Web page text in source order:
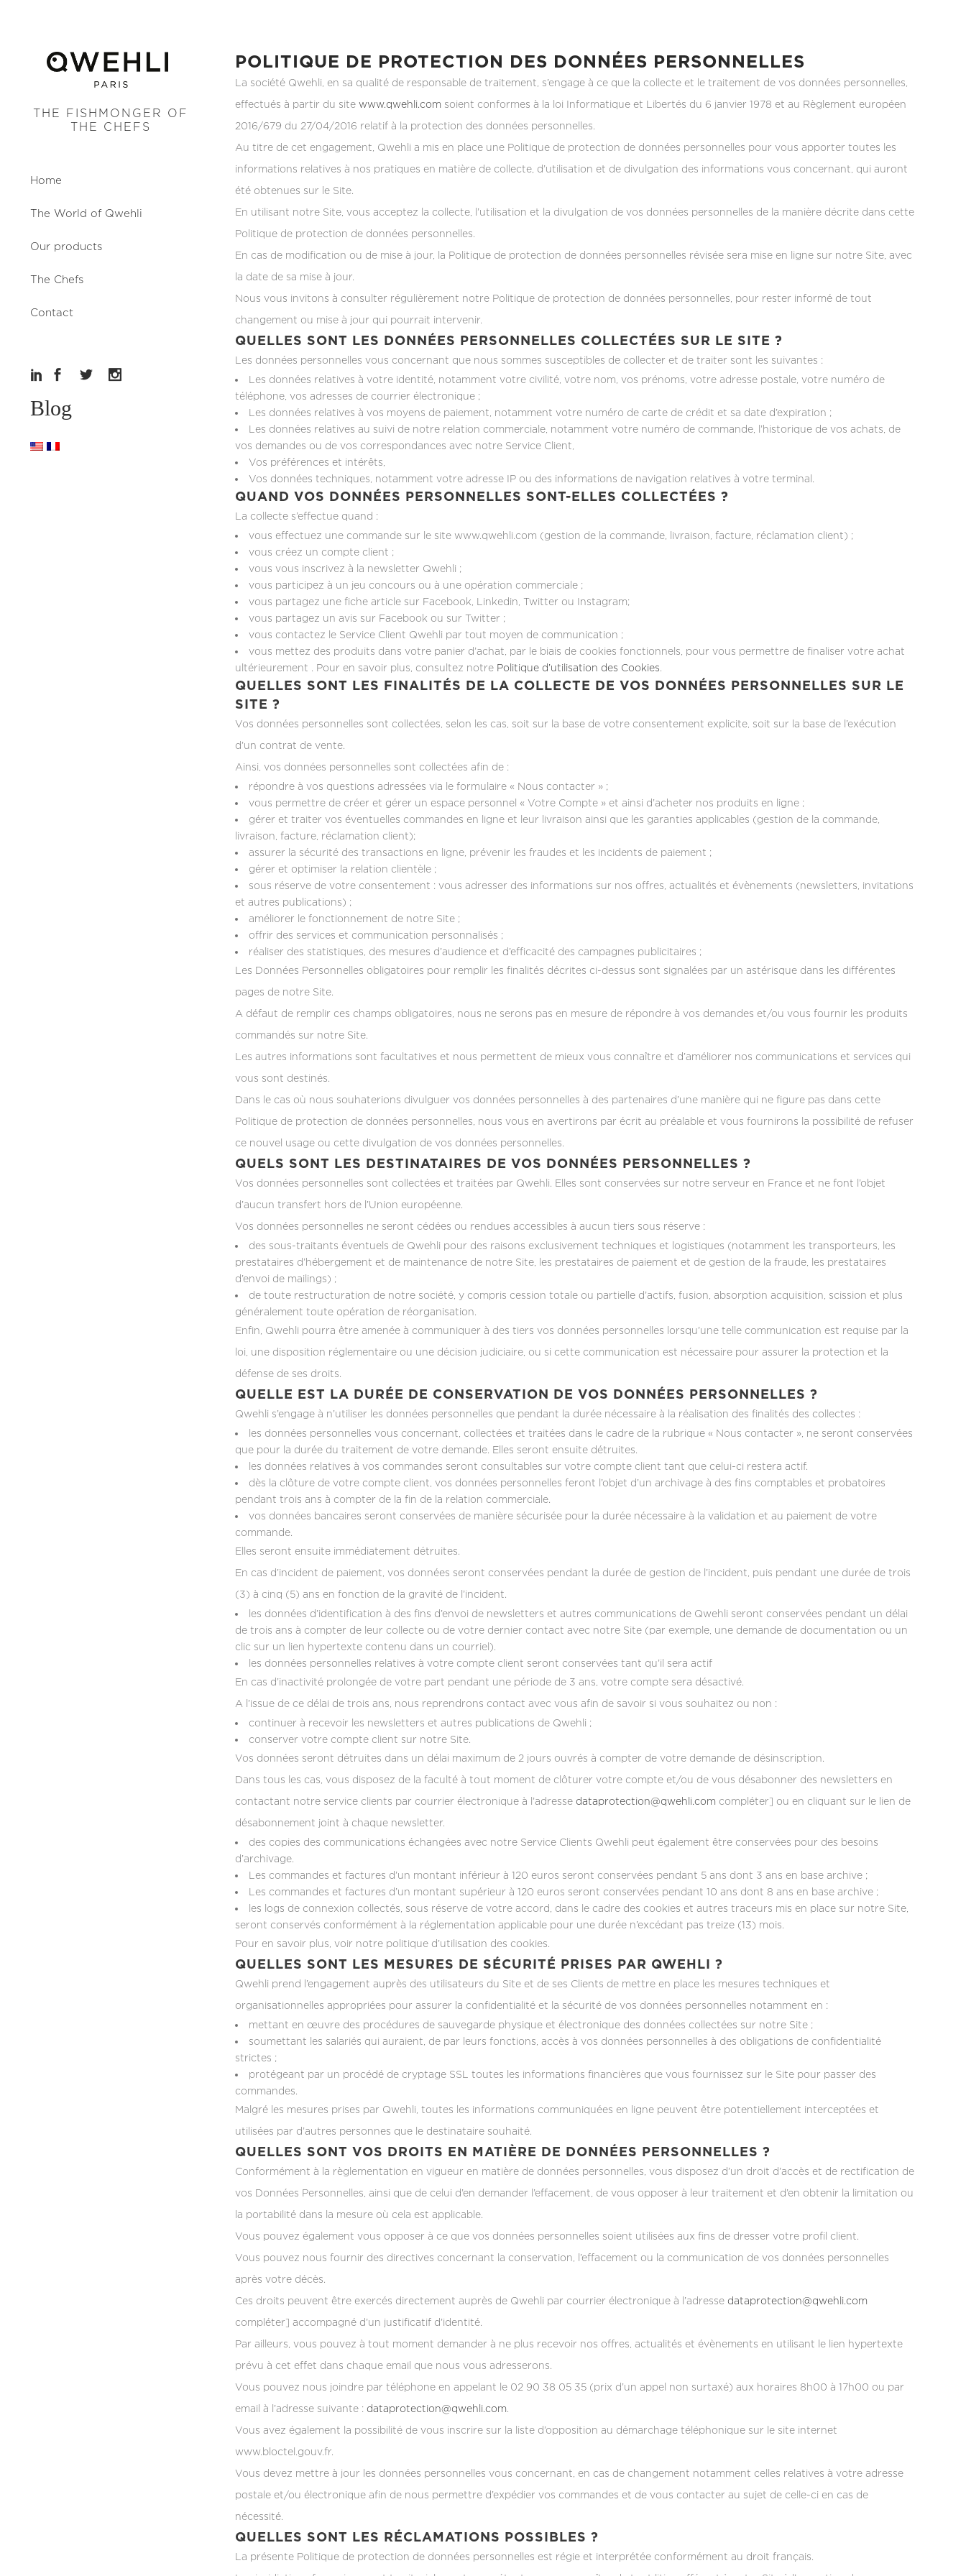
THE FISHMONGER OF
THE CHEFS
Home
The World of Qwehli
Our products
The Chefs
Contact
Blog
POLITIQUE DE PROTECTION DES DONNÉES PERSONNELLES
La société Qwehli, en sa qualité de responsable de traitement, s’engage à ce que la collecte et le traitement de vos données personnelles,
effectués à partir du site www.qwehli.com soient conformes à la loi Informatique et Libertés du 6 janvier 1978 et au Règlement européen
2016/679 du 27/04/2016 relatif à la protection des données personnelles.
Au titre de cet engagement, Qwehli a mis en place une Politique de protection de données personnelles pour vous apporter toutes les
informations relatives à nos pratiques en matière de collecte, d’utilisation et de divulgation des informations vous concernant, qui auront
été obtenues sur le Site.
En utilisant notre Site, vous acceptez la collecte, l’utilisation et la divulgation de vos données personnelles de la manière décrite dans cette
Politique de protection de données personnelles.
En cas de modification ou de mise à jour, la Politique de protection de données personnelles révisée sera mise en ligne sur notre Site, avec
la date de sa mise à jour.
Nous vous invitons à consulter régulièrement notre Politique de protection de données personnelles, pour rester informé de tout
changement ou mise à jour qui pourrait intervenir.
QUELLES SONT LES DONNÉES PERSONNELLES COLLECTÉES SUR LE SITE ?
Les données personnelles vous concernant que nous sommes susceptibles de collecter et de traiter sont les suivantes :
Les données relatives à votre identité, notamment votre civilité, votre nom, vos prénoms, votre adresse postale, votre numéro de
téléphone, vos adresses de courrier électronique ;
Les données relatives à vos moyens de paiement, notamment votre numéro de carte de crédit et sa date d’expiration ;
Les données relatives au suivi de notre relation commerciale, notamment votre numéro de commande, l’historique de vos achats, de
vos demandes ou de vos correspondances avec notre Service Client,
Vos préférences et intérêts,
Vos données techniques, notamment votre adresse IP ou des informations de navigation relatives à votre terminal.
QUAND VOS DONNÉES PERSONNELLES SONT-ELLES COLLECTÉES ?
La collecte s’effectue quand :
vous effectuez une commande sur le site www.qwehli.com (gestion de la commande, livraison, facture, réclamation client) ;
vous créez un compte client ;
vous vous inscrivez à la newsletter Qwehli ;
vous participez à un jeu concours ou à une opération commerciale ;
vous partagez une fiche article sur Facebook, Linkedin, Twitter ou Instagram;
vous partagez un avis sur Facebook ou sur Twitter ;
vous contactez le Service Client Qwehli par tout moyen de communication ;
vous mettez des produits dans votre panier d’achat, par le biais de cookies fonctionnels, pour vous permettre de finaliser votre achat
ultérieurement . Pour en savoir plus, consultez notre Politique d’utilisation des Cookies
QUELLES SONT LES FINALITÉS DE LA COLLECTE DE VOS DONNÉES PERSONNELLES SUR LE
SITE ?
Vos données personnelles sont collectées, selon les cas, soit sur la base de votre consentement explicite, soit sur la base de l’exécution
d’un contrat de vente.
Ainsi, vos données personnelles sont collectées afin de :
répondre à vos questions adressées via le formulaire « Nous contacter » ;
vous permettre de créer et gérer un espace personnel « Votre Compte » et ainsi d’acheter nos produits en ligne ;
gérer et traiter vos éventuelles commandes en ligne et leur livraison ainsi que les garanties applicables (gestion de la commande,
livraison, facture, réclamation client);
assurer la sécurité des transactions en ligne, prévenir les fraudes et les incidents de paiement ;
gérer et optimiser la relation clientèle ;
sous réserve de votre consentement : vous adresser des informations sur nos offres, actualités et évènements (newsletters, invitations
et autres publications) ;
améliorer le fonctionnement de notre Site ;
offrir des services et communication personnalisés ;
réaliser des statistiques, des mesures d’audience et d’efficacité des campagnes publicitaires ;
Les Données Personnelles obligatoires pour remplir les finalités décrites ci-dessus sont signalées par un astérisque dans les différentes
pages de notre Site.
A défaut de remplir ces champs obligatoires, nous ne serons pas en mesure de répondre à vos demandes et/ou vous fournir les produits
commandés sur notre Site.
Les autres informations sont facultatives et nous permettent de mieux vous connaître et d’améliorer nos communications et services qui
vous sont destinés.
Dans le cas où nous souhaterions divulguer vos données personnelles à des partenaires d’une manière qui ne figure pas dans cette
Politique de protection de données personnelles, nous vous en avertirons par écrit au préalable et vous fournirons la possibilité de refuser
ce nouvel usage ou cette divulgation de vos données personnelles.
QUELS SONT LES DESTINATAIRES DE VOS DONNÉES PERSONNELLES ?
Vos données personnelles sont collectées et traitées par Qwehli. Elles sont conservées sur notre serveur en France et ne font l’objet
d’aucun transfert hors de l’Union européenne.
Vos données personnelles ne seront cédées ou rendues accessibles à aucun tiers sous réserve :
des sous-traitants éventuels de Qwehli pour des raisons exclusivement techniques et logistiques (notamment les transporteurs, les
prestataires d’hébergement et de maintenance de notre Site, les prestataires de paiement et de gestion de la fraude, les prestataires
d’envoi de mailings) ;
de toute restructuration de notre société, y compris cession totale ou partielle d’actifs, fusion, absorption acquisition, scission et plus
généralement toute opération de réorganisation.
Enfin, Qwehli pourra être amenée à communiquer à des tiers vos données personnelles lorsqu’une telle communication est requise par la
loi, une disposition réglementaire ou une décision judiciaire, ou si cette communication est nécessaire pour assurer la protection et la
défense de ses droits.
QUELLE EST LA DURÉE DE CONSERVATION DE VOS DONNÉES PERSONNELLES ?
Qwehli s’engage à n’utiliser les données personnelles que pendant la durée nécessaire à la réalisation des finalités des collectes :
les données personnelles vous concernant, collectées et traitées dans le cadre de la rubrique « Nous contacter », ne seront conservées
que pour la durée du traitement de votre demande. Elles seront ensuite détruites.
les données relatives à vos commandes seront consultables sur votre compte client tant que celui-ci restera actif.
dès la clôture de votre compte client, vos données personnelles feront l’objet d’un archivage à des fins comptables et probatoires
pendant trois ans à compter de la fin de la relation commerciale.
vos données bancaires seront conservées de manière sécurisée pour la durée nécessaire à la validation et au paiement de votre
commande.
Elles seront ensuite immédiatement détruites.
En cas d’incident de paiement, vos données seront conservées pendant la durée de gestion de l’incident, puis pendant une durée de trois
(3) à cinq (5) ans en fonction de la gravité de l’incident.
les données d’identification à des fins d’envoi de newsletters et autres communications de Qwehli seront conservées pendant un délai
de trois ans à compter de leur collecte ou de votre dernier contact avec notre Site (par exemple, une demande de documentation ou un
clic sur un lien hypertexte contenu dans un courriel).
les données personnelles relatives à votre compte client seront conservées tant qu’il sera actif
En cas d’inactivité prolongée de votre part pendant une période de 3 ans, votre compte sera désactivé.
A l’issue de ce délai de trois ans, nous reprendrons contact avec vous afin de savoir si vous souhaitez ou non :
continuer à recevoir les newsletters et autres publications de Qwehli ;
conserver votre compte client sur notre Site.
Vos données seront détruites dans un délai maximum de 2 jours ouvrés à compter de votre demande de désinscription.
Dans tous les cas, vous disposez de la faculté à tout moment de clôturer votre compte et/ou de vous désabonner des newsletters en
contactant notre service clients par courrier électronique à l’adresse dataprotection@qwehli.com compléter] ou en cliquant sur le lien de
désabonnement joint à chaque newsletter.
des copies des communications échangées avec notre Service Clients Qwehli peut également être conservées pour des besoins
d’archivage.
Les commandes et factures d’un montant inférieur à 120 euros seront conservées pendant 5 ans dont 3 ans en base archive ;
Les commandes et factures d’un montant supérieur à 120 euros seront conservées pendant 10 ans dont 8 ans en base archive ;
les logs de connexion collectés, sous réserve de votre accord, dans le cadre des cookies et autres traceurs mis en place sur notre Site,
seront conservés conformément à la réglementation applicable pour une durée n’excédant pas treize (13) mois.
Pour en savoir plus, voir notre politique d’utilisation des cookies.
QUELLES SONT LES MESURES DE SÉCURITÉ PRISES PAR QWEHLI ?
Qwehli prend l’engagement auprès des utilisateurs du Site et de ses Clients de mettre en place les mesures techniques et
organisationnelles appropriées pour assurer la confidentialité et la sécurité de vos données personnelles notamment en :
mettant en œuvre des procédures de sauvegarde physique et électronique des données collectées sur notre Site ;
soumettant les salariés qui auraient, de par leurs fonctions, accès à vos données personnelles à des obligations de confidentialité
strictes ;
protégeant par un procédé de cryptage SSL toutes les informations financières que vous fournissez sur le Site pour passer des
commandes.
Malgré les mesures prises par Qwehli, toutes les informations communiquées en ligne peuvent être potentiellement interceptées et
utilisées par d’autres personnes que le destinataire souhaité.
QUELLES SONT VOS DROITS EN MATIÈRE DE DONNÉES PERSONNELLES ?
Conformément à la règlementation en vigueur en matière de données personnelles, vous disposez d’un droit d’accès et de rectification de
vos Données Personnelles, ainsi que de celui d’en demander l’effacement, de vous opposer à leur traitement et d’en obtenir la limitation ou
la portabilité dans la mesure où cela est applicable.
Vous pouvez également vous opposer à ce que vos données personnelles soient utilisées aux fins de dresser votre profil client.
Vous pouvez nous fournir des directives concernant la conservation, l’effacement ou la communication de vos données personnelles
après votre décès.
Ces droits peuvent être exercés directement auprès de Qwehli par courrier électronique à l’adresse dataprotection@qwehli.com
compléter] accompagné d’un justificatif d’identité.
Par ailleurs, vous pouvez à tout moment demander à ne plus recevoir nos offres, actualités et évènements en utilisant le lien hypertexte
prévu à cet effet dans chaque email que nous vous adresserons.
Vous pouvez nous joindre par téléphone en appelant le 02 90 38 05 35 (prix d’un appel non surtaxé) aux horaires 8h00 à 17h00 ou par
email à l’adresse suivante : dataprotection@qwehli.com
Vous avez également la possibilité de vous inscrire sur la liste d’opposition au démarchage téléphonique sur le site internet
www.bloctel.gouv.fr.
Vous devez mettre à jour les données personnelles vous concernant, en cas de changement notamment celles relatives à votre adresse
postale et/ou électronique afin de nous permettre d’expédier vos commandes et de vous contacter au sujet de celle-ci en cas de
nécessité.
QUELLES SONT LES RÉCLAMATIONS POSSIBLES ?
La présente Politique de protection de données personnelles est régie et interprétée conformément au droit français.